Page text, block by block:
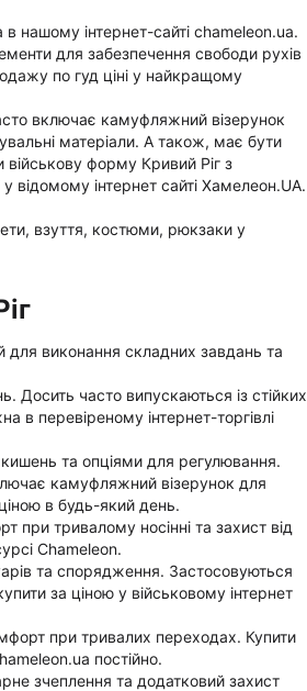
нашому інтернет-сайті chameleon.ua.
для забезпечення свободи рухів
по гуд ціні у найкращому
включає камуфляжний візерунок
матеріали. А також, має бути
військову форму Кривий Ріг з
інтернет сайті Хамелеон.UA.
взуття, костюми, рюкзаки у
для виконання складних завдань та
Досить часто випускаються із стійких
в перевіреному інтернет-торгівлі
кишень та опціями для регулювання.
камуфляжний візерунок для
в будь-який день.
при тривалому носінні та захист від
Chameleon.
та спорядження. Застосовуються
за ціною у військовому інтернет
при тривалих переходах. Купити
постійно.
зчеплення та додатковий захист